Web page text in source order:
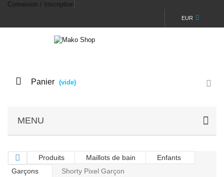
Connexion / Inscription
EUR
Panier (vide)
MENU
Produits Maillots de bain
Enfants
Garçons
Shorty Pixel Garçon